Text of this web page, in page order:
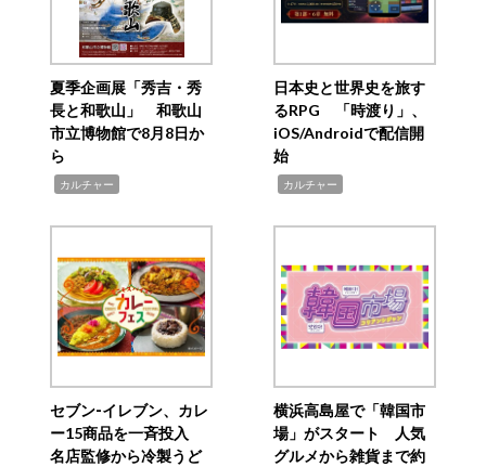
夏季企画展「秀吉・秀
長と和歌山」 和歌山
市立博物館で8月8日か
ら
カルチャー
日本史と世界史を旅す
るRPG 「時渡り」、
iOS/Androidで配信開
始
カルチャー
セブン‐イレブン、カレ
ー15商品を一斉投入
名店監修から冷製うど
横浜高島屋で「韓国市
場」がスタート 人気
グルメから雑貨まで約